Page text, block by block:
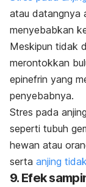
atau datangnya
menyebabkan
Meskipun tidak
merontokkan
epinefrin yang
penyebabnya.
Stres pada
seperti tubuh
hewan atau
serta anjing
9. Efek